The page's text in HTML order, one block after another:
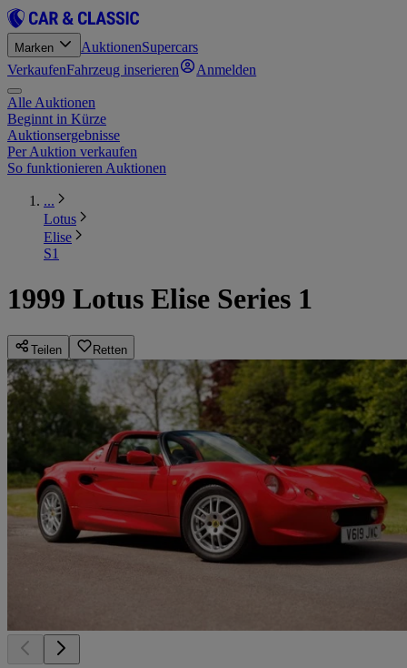
Marken AuktionenSupercars
VerkaufenFahrzeug inserieren Anmelden
Alle Auktionen
Beginnt in Kürze
Auktionsergebnisse
Per Auktion verkaufen
So funktionieren Auktionen
...
Lotus
Elise
S1
1999 Lotus Elise Series 1
Teilen Retten